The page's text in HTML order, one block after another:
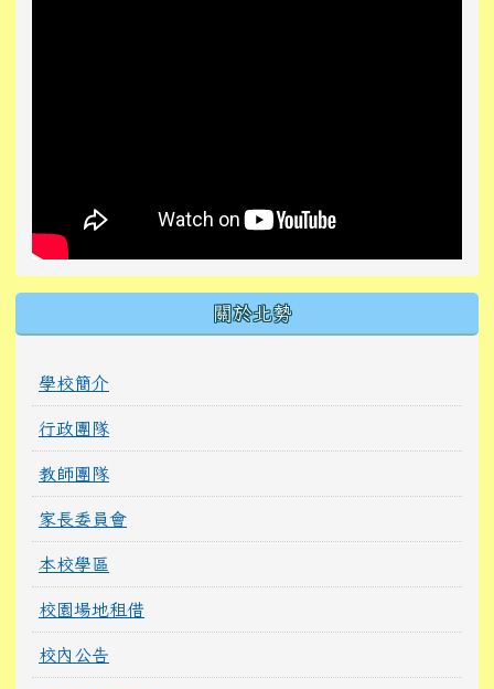
關於北勢
學校簡介
行政團隊
教師團隊
家長委員會
本校學區
校園場地租借
校內公告